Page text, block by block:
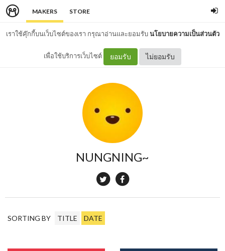
MAKERS STORE
เราใช้คุ๊กกี้บนเว็บไซต์ของเรา กรุณาอ่านและยอมรับนโยบายความเป็นส่วนตัว
เพื่อใช้บริการเว็บไซต์ ยอมรับ ไม่ยอมรับ
NUNGNING~
SORTING BY TITLE DATE